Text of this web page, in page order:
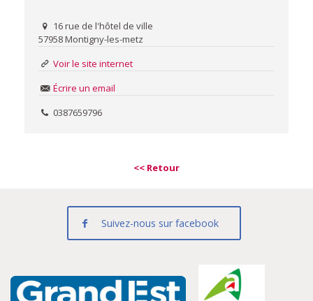
16 rue de l'hôtel de ville
57958 Montigny-les-metz
Voir le site internet
Écrire un email
0387659796
<< Retour
Suivez-nous sur facebook